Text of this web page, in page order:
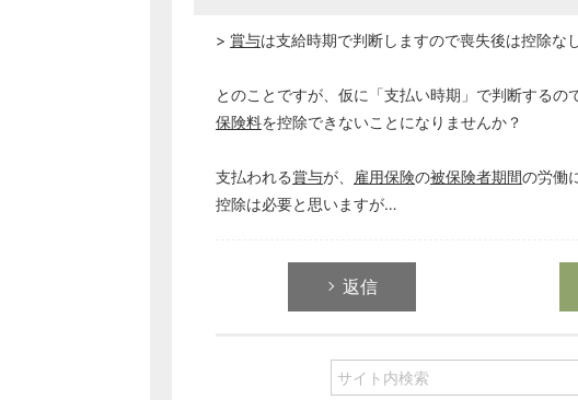
> 賞与は支給時期で判断しますので喪失後は控除な
とのことですが、仮に「支払い時期」で判断するの
保険料を控除できないことになりませんか？
支払われる賞与が、 雇用保険の被保険者期間の労働
控除は必要と思いますが…
返信